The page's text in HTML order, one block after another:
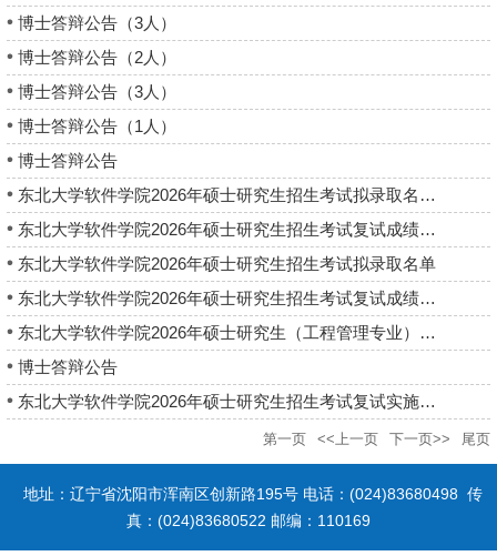
博士答辩公告（3人）
博士答辩公告（2人）
博士答辩公告（3人）
博士答辩公告（1人）
博士答辩公告
东北大学软件学院2026年硕士研究生招生考试拟录取名单（少民调剂...
东北大学软件学院2026年硕士研究生招生考试复试成绩公布（少民调...
东北大学软件学院2026年硕士研究生招生考试拟录取名单
东北大学软件学院2026年硕士研究生招生考试复试成绩公布
东北大学软件学院2026年硕士研究生（工程管理专业）招生考试复试...
博士答辩公告
东北大学软件学院2026年硕士研究生招生考试复试实施细则
第一页 <<上一页 下一页>> 尾页
地址：辽宁省沈阳市浑南区创新路195号 电话：(024)83680498 传
真：(024)83680522 邮编：110169